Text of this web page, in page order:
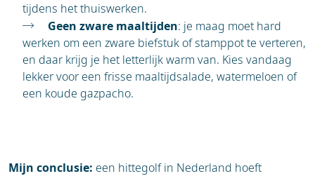
tijdens het thuiswerken.
Geen zware maaltijden: je maag moet hard
werken om een zware biefstuk of stamppot te verteren,
en daar krijg je het letterlijk warm van. Kies vandaag
lekker voor een frisse maaltijdsalade, watermeloen of
een koude gazpacho.
Mijn conclusie: een hittegolf in Nederland hoeft